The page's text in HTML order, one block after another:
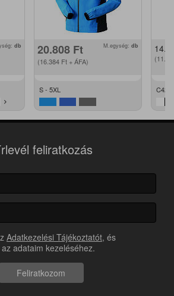
db 20.808 Ft
(16.384 Ft + ÁFA)
M.egység: db
S - 5XL C42 -
feliratkozás
Adatkezelési Tájékoztatót, és
adataim kezeléséhez.
Feliratkozom